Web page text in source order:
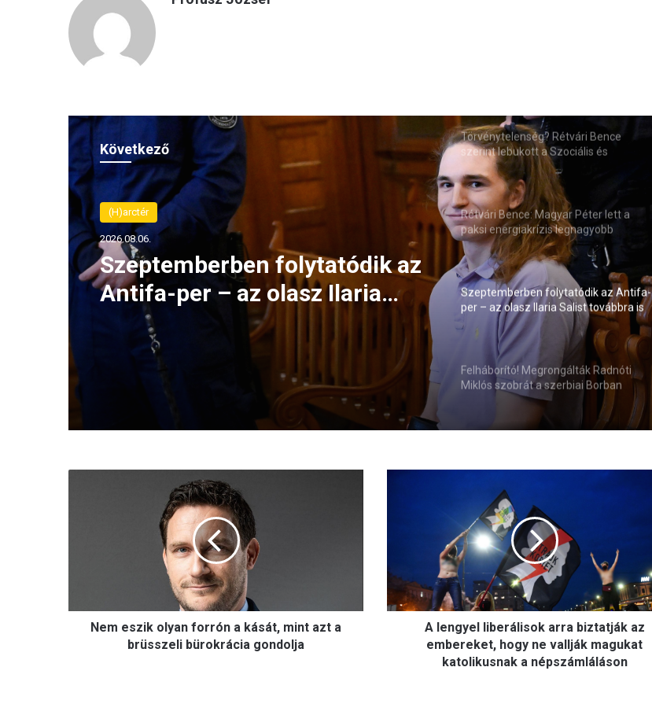
Következő
(H)arctér
2026.08.06.
Szeptemberben folytatódik az
Antifa-per – az olasz Ilaria
Salist továbbra is mentelmi
jog védi
Törvénytelenség? Rétvári Bence
szerint lebukott a Szociális és
Családügyi Minisztérium
Rétvári Bence: Magyar Péter lett a
paksi energiakrízis legnagyobb
rémhírterjesztője (VIDEÓ)
Szeptemberben folytatódik az Antifa-
per – az olasz Ilaria Salist továbbra is
mentelmi jog védi
Felháborító! Megrongálták Radnóti
Miklós szobrát a szerbiai Borban
o
Nem eszik olyan forrón a kását, mint azt a
brüsszeli bürokrácia gondolja
e
l
l
A lengyel liberálisok arra biztatják az
embereket, hogy ne vallják magukat
katolikusnak a népszámláláson